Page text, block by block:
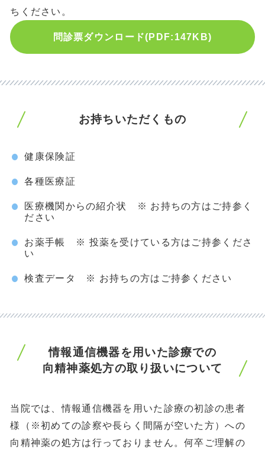
ちください。
問診票ダウンロード(PDF:147KB)
お持ちいただくもの
健康保険証
各種医療証
医療機関からの紹介状 ※ お持ちの方はご持参く
ださい
お薬手帳 ※ 投薬を受けている方はご持参くださ
い
検査データ ※ お持ちの方はご持参ください
情報通信機器を用いた診療での
向精神薬処方の取り扱いについて
当院では、情報通信機器を用いた診療の初診の患者
様（※初めての診察や長らく間隔が空いた方）への
向精神薬の処方は行っておりません。何卒ご理解の